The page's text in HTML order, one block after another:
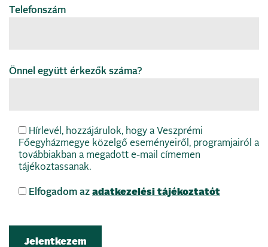
Telefonszám
Önnel együtt érkezők száma?
Hírlevél, hozzájárulok, hogy a Veszprémi
Főegyházmegye közelgő eseményeiről, programjairól a
továbbiakban a megadott e-mail címemen
tájékoztassanak.
Elfogadom az adatkezelési tájékoztatót